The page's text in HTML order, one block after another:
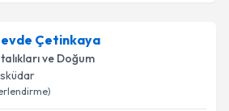
Can İbanoğluiçin randevu takvimi
bu uzmandan randevu almanız
e-posta ile
Çetinkaya
ve Doğum